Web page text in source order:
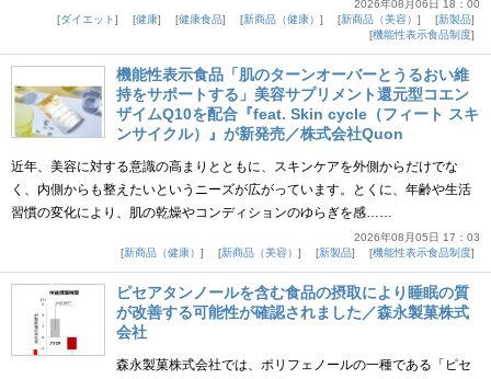
2026年08月06日 18：00
ダイエット
健康 健康食品 新商品（健康） 新商品（美容）
新製品
機能性表示食品制度
機能性表示食品「肌のターンオーバーとうるおい維
持をサポートする」美容サプリメント還元型コエン
ザイムQ10を配合『feat. Skin cycle（フィート スキ
ンサイクル）』が新発売／株式会社Quon
近年、美容に対する意識の高まりとともに、スキンケアを外側からだけでな
く、内側からも整えたいというニーズが広がっています。とくに、年齢や生活
習慣の変化により、肌の乾燥やコンディションのゆらぎを感……
2026年08月05日 17：03
新商品（健康）
新商品（美容） 新製品 機能性表示食品制度
ピセアタンノールを含む食品の摂取により睡眠の質
が改善する可能性が確認されました／森永製菓株式
会社
森永製菓株式会社では、ポリフェノールの一種である「ピセ